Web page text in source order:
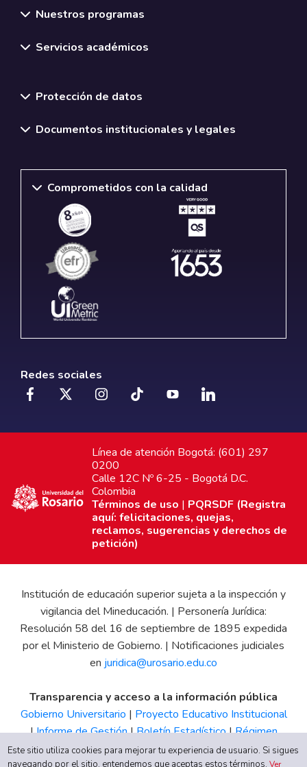
Nuestros programas
Servicios académicos
Protección de datos
Documentos institucionales y legales
Comprometidos con la calidad
Redes sociales
Línea de atención Bogotá: (601) 297
0200
Calle 12C Nº 6-25 - Bogotá D.C.
Colombia
Términos de uso | PQRSDF (Registra
aquí: felicitaciones, quejas,
reclamos, sugerencias y derechos de
petición)
Institución de educación superior sujeta a la inspección y
vigilancia del Mineducación. | Personería Jurídica:
Resolución 58 del 16 de septiembre de 1895 expedida
por el Ministerio de Gobierno. | Notificaciones judiciales
en juridica@urosario.edu.co
Transparencia y acceso a la información pública
Gobierno Universitario | Proyecto Educativo Institucional
|Informe de Gestión|Boletín Estadístico|Régimen
Tributario|Estados Financieros |Código de Ética| Canal
Este sitio utiliza cookies para mejorar tu experiencia de usuario. Si sigues
navegando por el sitio, entendemos que aceptas estos términos.Ver